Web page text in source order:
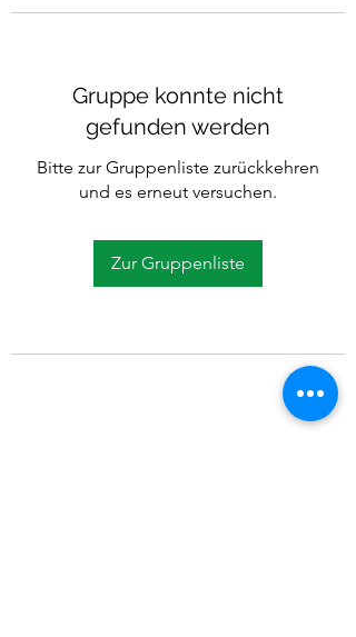
Gruppe konnte nicht
gefunden werden
Bitte zur Gruppenliste zurückkehren
und es erneut versuchen.
Zur Gruppenliste